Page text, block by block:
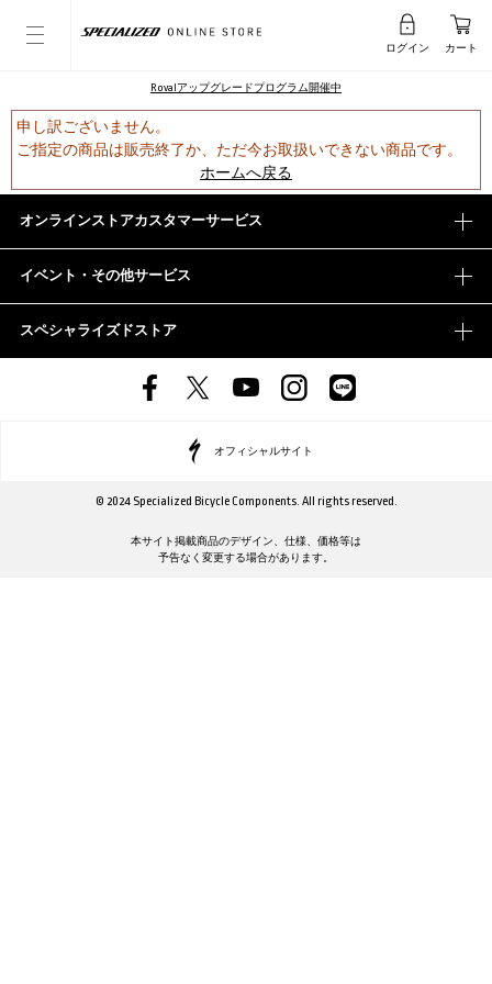
ログイン カート
Rovalアップグレードプログラム開催中
申し訳ございません。
ご指定の商品は販売終了か、ただ今お取扱いできない商品です。
ホームへ戻る
オンラインストアカスタマーサービス
イベント・その他サービス
スペシャライズドストア
オフィシャルサイト
© 2024 Specialized Bicycle Components. All rights reserved.
本サイト掲載商品のデザイン、仕様、価格等は
予告なく変更する場合があります。